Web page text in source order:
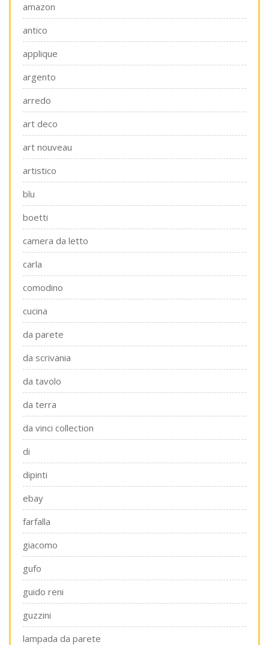
amazon
antico
applique
argento
arredo
art deco
art nouveau
artistico
blu
boetti
camera da letto
carla
comodino
cucina
da parete
da scrivania
da tavolo
da terra
da vinci collection
di
dipinti
ebay
farfalla
giacomo
gufo
guido reni
guzzini
lampada da parete